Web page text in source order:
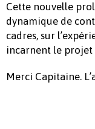
Cette nouvelle
dynamique de
cadres, sur
incarnent le
Merci Capitaine.